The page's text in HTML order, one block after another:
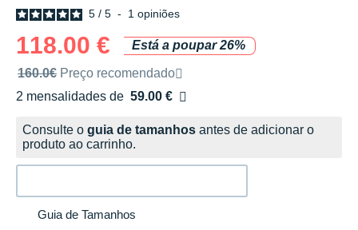
5 / 5 - 1 opiniões
118.00 €
Está a poupar 26%
Preço de venda recomendado pela marca
160.0€ Preço recomendado
2 mensalidades de 59.00 €
sem custos
Consulte o guia de tamanhos antes de adicionar o
produto ao carrinho.
Guia de Tamanhos